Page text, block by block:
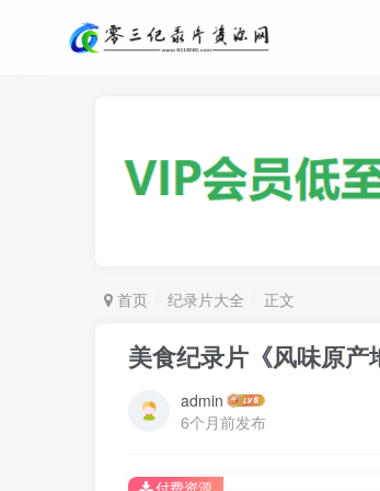
首页 纪录片大全 正文
美食纪录片《风味原产
admin
6个月前发布